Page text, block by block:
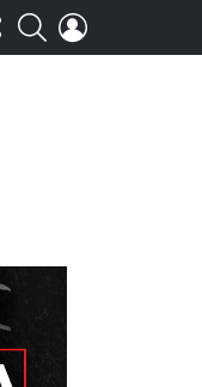
OBSERWUJ
NAS
SZUKAJ